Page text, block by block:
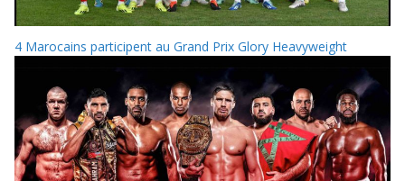
4 Marocains participent au Grand Prix Glory Heavyweight